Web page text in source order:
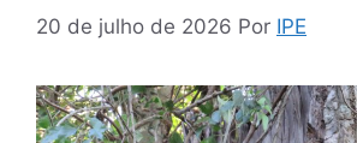
20 de julho de 2026 Por IPE